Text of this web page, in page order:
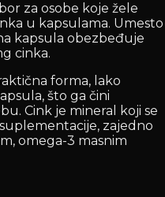
za osobe koje žele
u kapsulama. Umesto
kapsula obezbeđuje
cinka.
forma, lako
što ga čini
Cink je mineral koji se
zajedno
omega-3 masnim